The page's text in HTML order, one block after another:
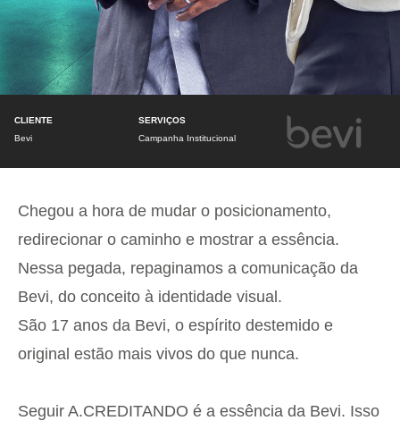
CLIENTE
Bevi
SERVIÇOS
Campanha Institucional
Chegou a hora de mudar o posicionamento,
redirecionar o caminho e mostrar a essência.
Nessa pegada, repaginamos a comunicação da
Bevi, do conceito à identidade visual.
São 17 anos da Bevi, o espírito destemido e
original estão mais vivos do que nunca.
Seguir A.CREDITANDO é a essência da Bevi. Isso